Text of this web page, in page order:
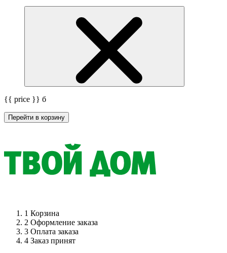
{{ price }} б
Перейти в корзину
1 Корзина
2 Оформление заказа
3 Оплата заказа
4 Заказ принят